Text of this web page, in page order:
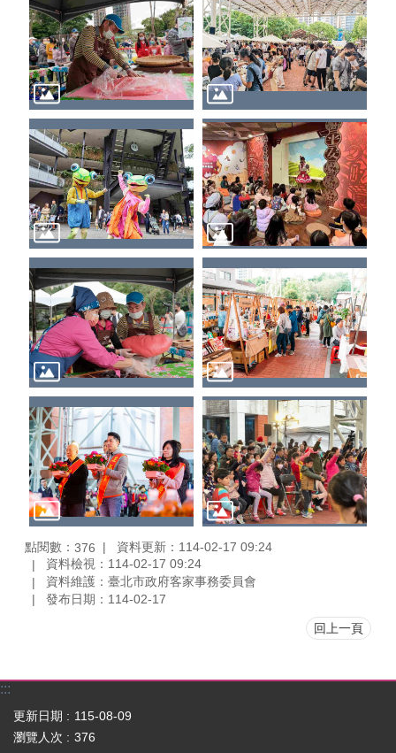
點閱數： 376
資料更新：114-02-17 09:24
資料檢視：114-02-17 09:24
資料維護：臺北市政府客家事務委員會
發布日期：114-02-17
回上一頁
:::
更新日期
115-08-09
瀏覽人次
376